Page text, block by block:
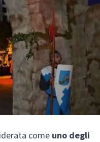
come uno degli